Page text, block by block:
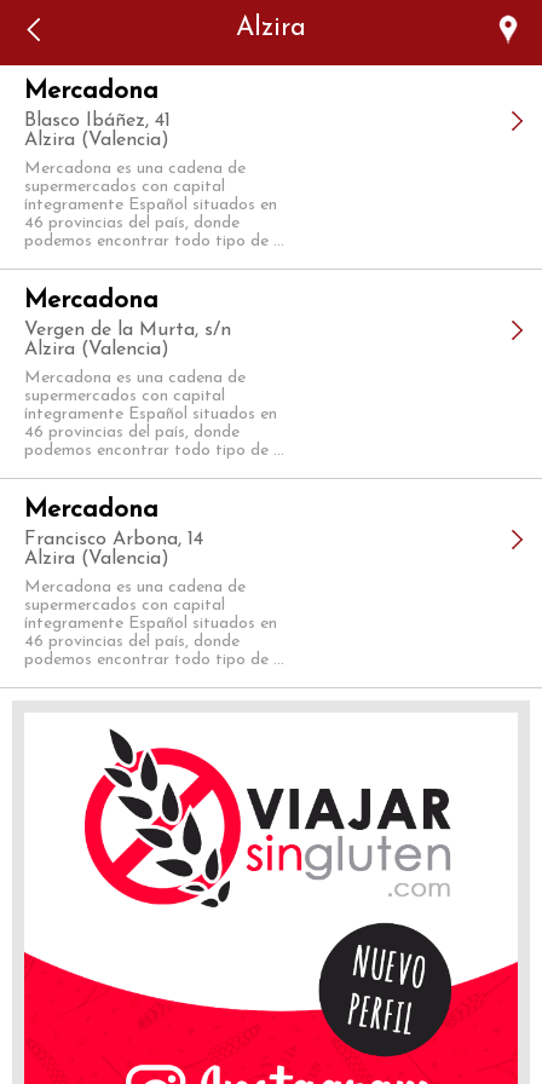
Alzira
Mercadona
Blasco Ibáñez, 41
Alzira (Valencia)
Mercadona es una cadena de
supermercados con capital
íntegramente Español situados en
46 provincias del país, donde
podemos encontrar todo tipo de ...
Mercadona
Vergen de la Murta, s/n
Alzira (Valencia)
Mercadona es una cadena de
supermercados con capital
íntegramente Español situados en
46 provincias del país, donde
podemos encontrar todo tipo de ...
Mercadona
Francisco Arbona, 14
Alzira (Valencia)
Mercadona es una cadena de
supermercados con capital
íntegramente Español situados en
46 provincias del país, donde
podemos encontrar todo tipo de ...
Error: The domain WWW.VIAJARSINGLUTEN.COM is not
authorized to show the cookie declaration for domain group
ID 546ddaab-b478-4440-aa8a-3b0205284212. Please add it to
the domain group in the Cookiebot Manager to authorize
the domain.